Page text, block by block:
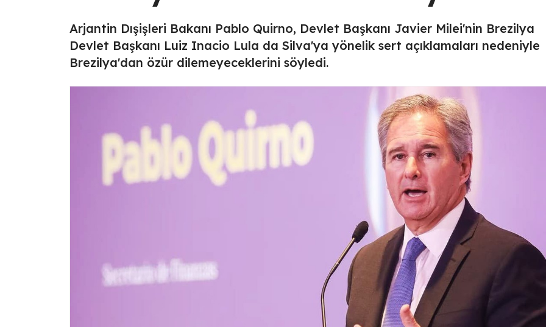
Arjantin Dışişleri Bakanı Pablo Quirno, Devlet Başkanı Javier Milei'nin Brezilya
Devlet Başkanı Luiz Inacio Lula da Silva'ya yönelik sert açıklamaları nedeniyle
Brezilya'dan özür dilemeyeceklerini söyledi.